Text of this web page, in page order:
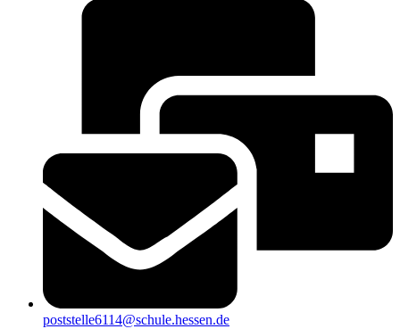
poststelle6114@schule.hessen.de